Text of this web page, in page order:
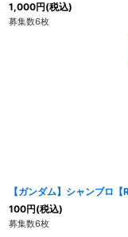
1,000円(税込)
募集数6枚
【ガンダム】シャンブロ
100円(税込)
募集数6枚